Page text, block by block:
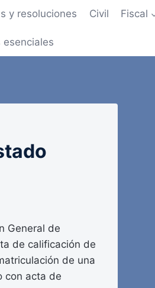
y resoluciones Civil Fiscal
esenciales
General de
de calificación de
de una
con acta de